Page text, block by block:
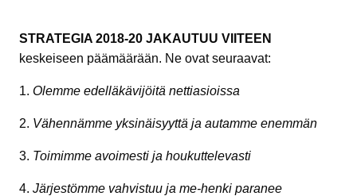
STRATEGIA 2018-20 JAKAUTUU VIITEEN
keskeiseen päämäärään. Ne ovat seuraavat:
1. Olemme edelläkävijöitä nettiasioissa
2. Vähennämme yksinäisyyttä ja autamme enemmän
3. Toimimme avoimesti ja houkuttelevasti
4. Järjestömme vahvistuu ja me-henki paranee